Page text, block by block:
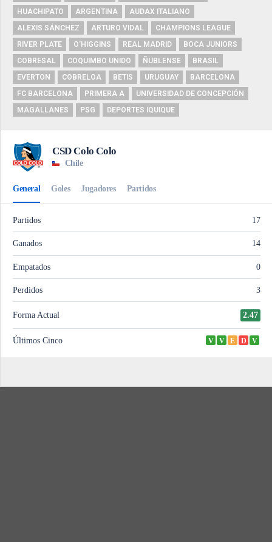
HUACHIPATO
ARGENTINA
AUDAX ITALIANO
ALEXIS SÁNCHEZ
ARTURO VIDAL
CHAMPIONS LEAGUE
RIVER PLATE
O'HIGGINS REAL MADRID
BOCA JUNIORS
COBRESAL
COQUIMBO UNIDO ÑUBLENSE
BRASIL
EVERTON
COBRELOA BETIS URUGUAY
BARCELONA
FC BARCELONA
PRIMERA A
UNIVERSIDAD DE CONCEPCIÓN
MAGALLANES
PSG DEPORTES IQUIQUE